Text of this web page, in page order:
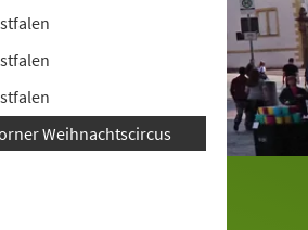
Weihnachtscircus